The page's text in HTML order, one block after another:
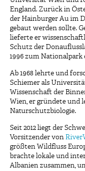
England. Zurück in
der Hainburger Au im
gebaut werden sollte.
lieferte er
Schutz der
1996 zum Nationalpark
Ab 1968 lehrte und
Schiemer als
Wissenschaft der
Wien, er gründete und
Naturschutzbiologie.
Seit 2012 liegt der
Vorsitzender von
größten Wildfluss
brachte lokale und
Albanien zusammen,